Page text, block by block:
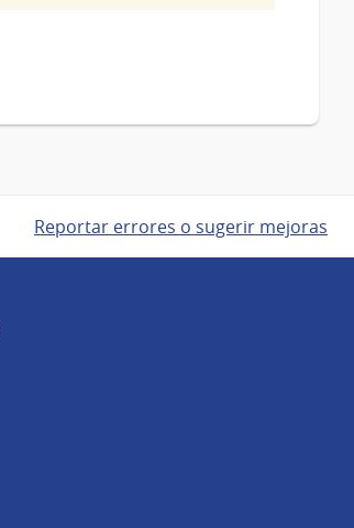
Reportar errores o sugerir mejoras